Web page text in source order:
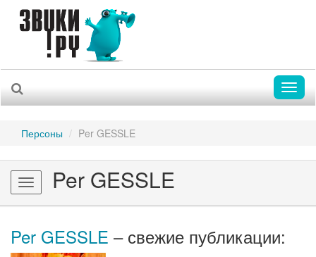
Персоны Per GESSLE
Toggle
navigation
Per GESSLE
Per GESSLE – свежие публикации: